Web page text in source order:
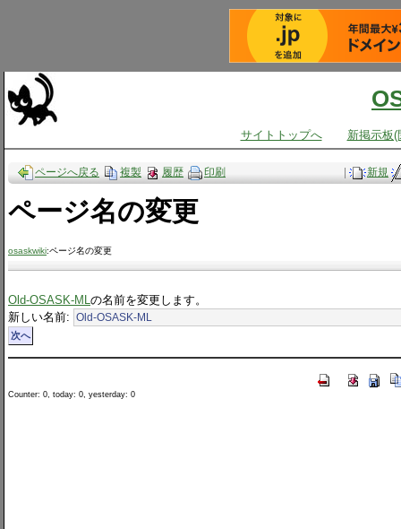
サイトトップへ 新掲示板(
新規
ページへ戻る 複製 履歴 印刷
ページ名の変更
osaskwiki:ページ名の変更
Old-OSASK-MLの名前を変更します。
新しい名前:
Counter: 0, today: 0, yesterday: 0